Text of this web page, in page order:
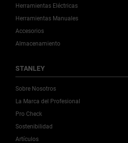
Herramientas Eléctricas
Herramientas Manuales
Accesorios
Almacenamiento
STANLEY
Sobre Nosotros
La Marca del Profesional
Pro Check
Sostenibilidad
Artículos